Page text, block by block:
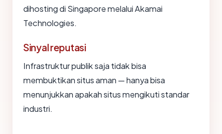
dihosting di Singapore melalui Akamai
Technologies.
Sinyal reputasi
Infrastruktur publik saja tidak bisa
membuktikan situs aman — hanya bisa
menunjukkan apakah situs mengikuti standar
industri.